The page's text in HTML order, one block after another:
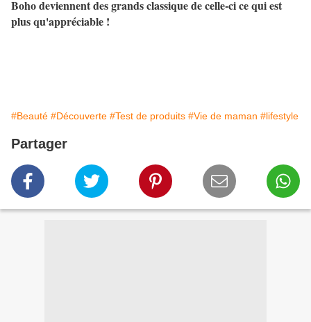
Boho deviennent des grands classique de celle-ci ce qui est
plus qu'appréciable !
#Beauté #Découverte #Test de produits #Vie de maman #lifestyle
Partager